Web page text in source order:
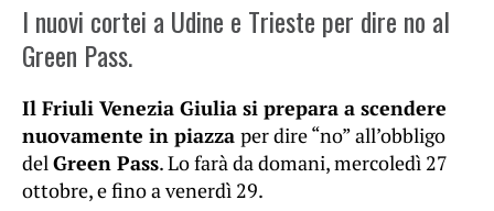
I nuovi cortei a Udine e Trieste per dire no al
Green Pass.
Il Friuli Venezia Giulia si prepara a scendere
nuovamente in piazza per dire “no” all’obbligo
delGreen Pass. Lo farà da domani, mercoledì 27
ottobre, e fino a venerdì 29.